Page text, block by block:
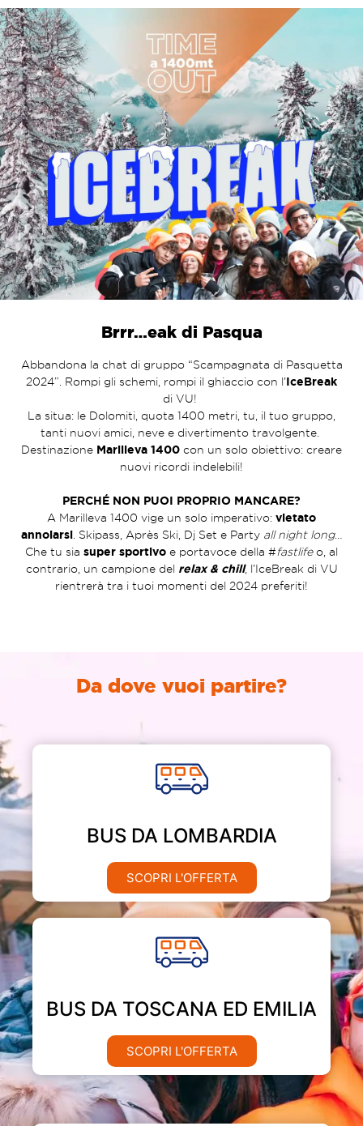
IceBreak
Time Out a 1400mt
Brrr…eak di Pasqua
Abbandona la chat di gruppo “Scampagnata di Pasquetta
2024”. Rompi gli schemi, rompi il ghiaccio con l’IceBreak
di VU!
La situa: le Dolomiti, quota 1400 metri, tu, il tuo gruppo,
tanti nuovi amici, neve e divertimento travolgente.
Destinazione Marilleva 1400 con un solo obiettivo: creare
nuovi ricordi indelebili!
PERCHÉ NON PUOI PROPRIO MANCARE?
A Marilleva 1400 vige un solo imperativo: vietato
annoiarsi. Skipass, Après Ski, Dj Set e Party all night long…
Che tu sia super sportivo e portavoce della #fastlifeo, al
contrario, un campione del relax & chill, l’IceBreak di VU
rientrerà tra i tuoi momenti del 2024 preferiti!
Da dove vuoi partire?
BUS DA LOMBARDIA
SCOPRI L'OFFERTA
BUS DA TOSCANA ED EMILIA
SCOPRI L'OFFERTA